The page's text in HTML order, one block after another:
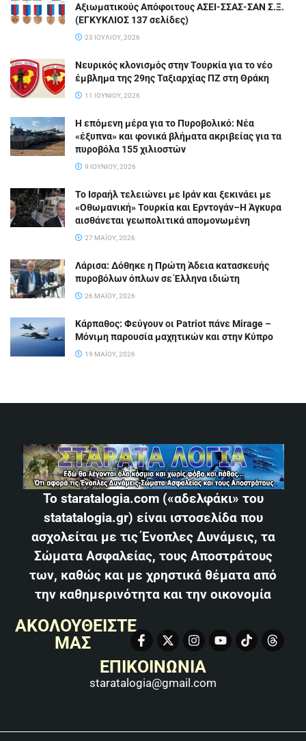
Αξιωματικούς Απόφοιτους ΑΣΕΙ-ΣΣΑΣ-ΣΑΝ Σ.Ξ.
(ΕΓΚΥΚΛΙΟΣ 137 σελίδες)
23 ΙΟΥΛΊΟΥ, 2026
Νευρικός κλονισμός στην Τουρκία για το νέο
έμβλημα της 29ης Ταξιαρχίας ΠΖ στη Θράκη
11 ΙΟΥΝΊΟΥ, 2026
Η επόμενη μέρα για το Πυροβολικό: Νέα
«έξυπνα» και φονικά βλήματα ακριβείας για τα
πυροβόλα 155 χιλιοστών
9 ΙΟΥΝΊΟΥ, 2026
Το Ισραήλ τελειώνει με Ιράν και ξεκινάει με
«Οθωμανική» Τουρκία και Ερντογάν–Η Άγκυρα
αισθάνεται γεωπολιτικά απομονωμένη
27 ΜΑΪ́ΟΥ, 2026
Λάρισα: Δόθηκε η Πρώτη Άδεια κατασκευής
πυροβόλων όπλων σε Έλληνα ιδιώτη
26 ΜΑΪ́ΟΥ, 2026
Κάρπαθος: Φεύγουν οι Patriot πάνε Mirage –
Μόνιμη παρουσία μαχητικών και στην Κύπρο
19 ΜΑΪ́ΟΥ, 2026
Το staratalogia.com («αδελφάκι» του
statatalogia.gr) είναι ιστοσελίδα που
ασχολείται με τις Ένοπλες Δυνάμεις, τα
Σώματα Ασφαλείας, τους Αποστράτους
των, καθώς και με χρηστικά θέματα από
την καθημερινότητα και την οικονομία
ΑΚΟΛΟΥΘΕΙΣΤΕ
ΜΑΣ
ΕΠΙΚΟΙΝΩΝΙΑ
staratalogia@gmail.com